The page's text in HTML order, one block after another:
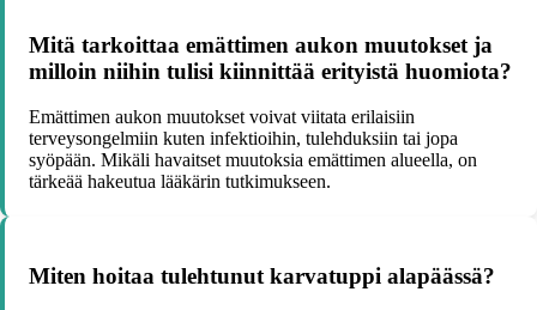
Mitä tarkoittaa emättimen aukon muutokset ja
milloin niihin tulisi kiinnittää erityistä huomiota?
Emättimen aukon muutokset voivat viitata erilaisiin
terveysongelmiin kuten infektioihin, tulehduksiin tai jopa
syöpään. Mikäli havaitset muutoksia emättimen alueella, on
tärkeää hakeutua lääkärin tutkimukseen.
Miten hoitaa tulehtunut karvatuppi alapäässä?